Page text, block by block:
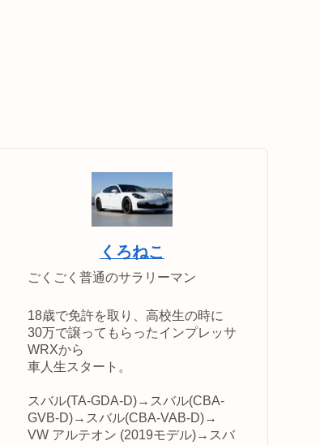
くろねこ
ごくごく普通のサラリーマン
18歳で免許を取り、高校生の時に
30万で譲ってもらったインプレッサ
WRXから
車人生スタート。
スバル(TA-GDA-D)→スバル(CBA-
GVB-D)→スバル(CBA-VAB-D)→
VW アルテオン (2019モデル)→スバ